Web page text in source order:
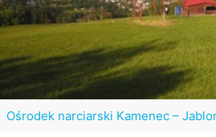
Ośrodek narciarski Kamenec –